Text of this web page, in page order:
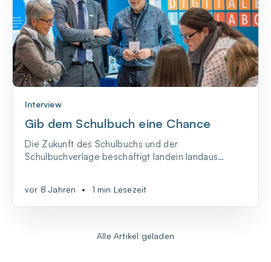
Interview
Gib dem Schulbuch eine Chance
Die Zukunft des Schulbuchs und der
Schulbuchverlage beschäftigt landein landaus
Diskussion durch
vor 8 Jahren • 1 min Lesezeit
Alle Artikel geladen